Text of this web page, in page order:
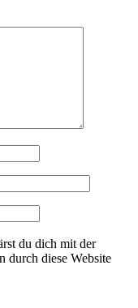
du dich mit der
durch diese Website